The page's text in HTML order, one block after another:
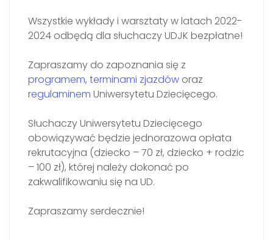
Wszystkie wykłady i warsztaty w latach 2022-
2024 odbędą dla słuchaczy UDJK bezpłatne!
Zapraszamy do zapoznania się z
programem, terminami zjazdów oraz
regulaminem Uniwersytetu Dziecięcego.
Słuchaczy Uniwersytetu Dziecięcego
obowiązywać będzie jednorazowa opłata
rekrutacyjna (dziecko – 70 zł, dziecko + rodzic
– 100 zł), której należy dokonać po
zakwalifikowaniu się na UD.
Zapraszamy serdecznie!